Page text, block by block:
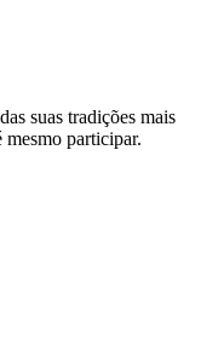
suas tradições mais
mesmo participar.